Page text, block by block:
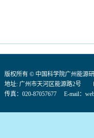
版权所有 © 中国科学院广州能源
地址: 广州市天河区能源路2号
传真：020-87057677 E-mail：